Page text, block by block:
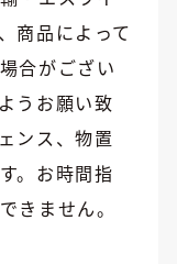
商品によって
合がござい
うお願い致
ンス、物置
。お時間指
きません。